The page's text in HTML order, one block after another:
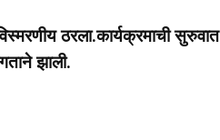
ठरला.कार्यक्रमाची सुरुवात
झाली.